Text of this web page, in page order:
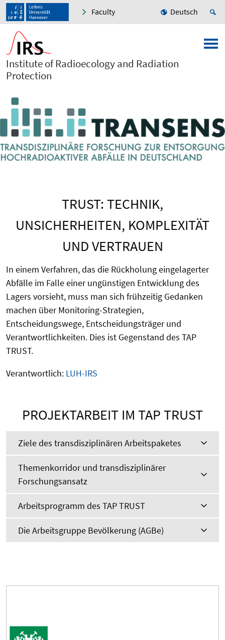
Faculty Deutsch
Institute of Radioecology and Radiation
Protection
TRUST: TECHNIK,
UNSICHERHEITEN, KOMPLEXITÄT
UND VERTRAUEN
In einem Verfahren, das die Rückholung eingelagerter
Abfälle im Falle einer ungünstigen Entwicklung des
Lagers vorsieht, muss man sich frühzeitig Gedanken
machen über Monitoring-Strategien,
Entscheidungswege, Entscheidungsträger und
Verantwortlichkeiten. Dies ist Gegenstand des TAP
TRUST.
Verantwortlich: LUH-IRS
PROJEKTARBEIT IM TAP TRUST
Ziele des transdisziplinären Arbeitspaketes
Themenkorridor und transdisziplinärer
Forschungsansatz
Arbeitsprogramm des TAP TRUST
Die Arbeitsgruppe Bevölkerung (AGBe)